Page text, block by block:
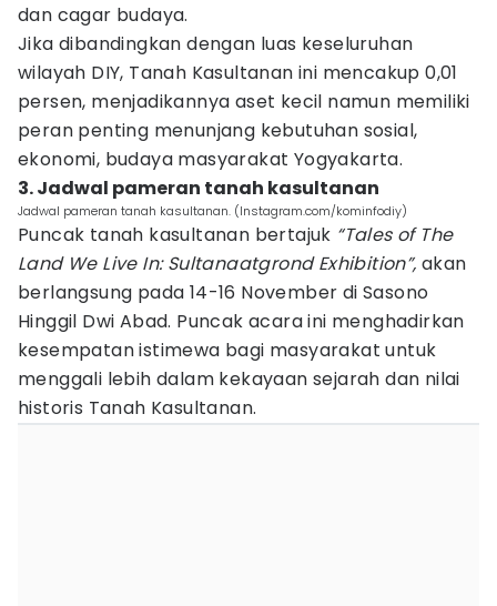
dan cagar budaya.
Jika dibandingkan dengan luas keseluruhan
wilayah DIY, Tanah Kasultanan ini mencakup 0,01
persen, menjadikannya aset kecil namun memiliki
peran penting menunjang kebutuhan sosial,
ekonomi, budaya masyarakat Yogyakarta.
3. Jadwal pameran tanah kasultanan
Jadwal pameran tanah kasultanan. (Instagram.com/kominfodiy)
Puncak tanah kasultanan bertajuk “Tales of The
Land We Live In: Sultanaatgrond Exhibition”, akan
berlangsung pada 14-16 November di Sasono
Hinggil Dwi Abad. Puncak acara ini menghadirkan
kesempatan istimewa bagi masyarakat untuk
menggali lebih dalam kekayaan sejarah dan nilai
historis Tanah Kasultanan.